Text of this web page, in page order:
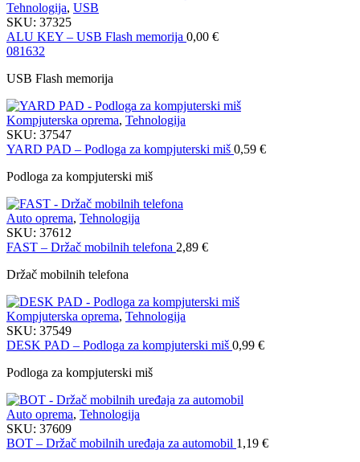
Tehnologija, USB
SKU: 37325
ALU KEY – USB Flash memorija 0,00 €
081632
USB Flash memorija
Kompjuterska oprema, Tehnologija
SKU: 37547
YARD PAD – Podloga za kompjuterski miš 0,59 €
Podloga za kompjuterski miš
Auto oprema, Tehnologija
SKU: 37612
FAST – Držač mobilnih telefona 2,89 €
Držač mobilnih telefona
Kompjuterska oprema, Tehnologija
SKU: 37549
DESK PAD – Podloga za kompjuterski miš 0,99 €
Podloga za kompjuterski miš
Auto oprema, Tehnologija
SKU: 37609
BOT – Držač mobilnih uređaja za automobil 1,19 €